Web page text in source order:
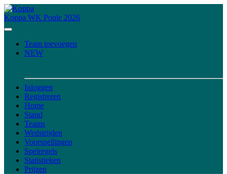
Koppa WK Poule 2026
Team toevoegen
NEW
Inloggen
Registreren
Home
Stand
Teams
Wedstrijden
Voorspellingen
Spelregels
Statistieken
Prijzen